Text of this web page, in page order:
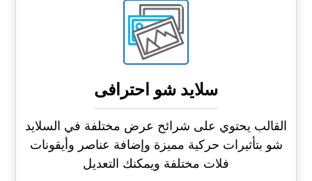
سلايد شو احترافى
القالب يحتوي على شرائح عرض مختلفة في السلايد
شو بتأثيرات حركية مميزة وإضافة عناصر وأيقونات
فلات مختلفة ويمكنك التعديل